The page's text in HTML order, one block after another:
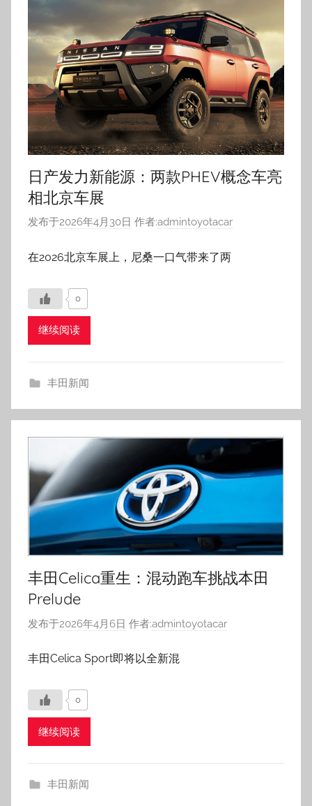
日产发力新能源：两款PHEV概念车亮
相北京车展
发布于2026年4月30日 作者:admintoyotacar
在2026北京车展上，尼桑一口气带来了两
0
继续阅读
丰田新闻
丰田Celica重生：混动跑车挑战本田
Prelude
发布于2026年4月6日 作者:admintoyotacar
丰田Celica Sport即将以全新混
0
继续阅读
丰田新闻